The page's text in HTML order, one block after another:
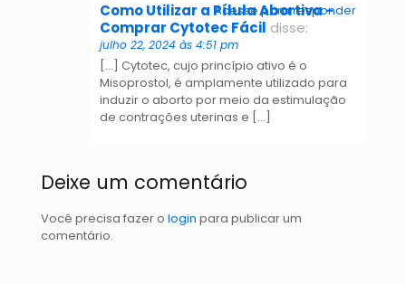
Como Utilizar a Pílula Abortiva -
Comprar Cytotec Fácil disse:
julho 22, 2024 às 4:51 pm
[…] Cytotec, cujo princípio ativo é o
Misoprostol, é amplamente utilizado para
induzir o aborto por meio da estimulação
de contrações uterinas e […]
Acesse para responder
Deixe um comentário
Você precisa fazer o login para publicar um
comentário.